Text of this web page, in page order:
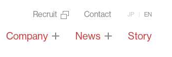
Company News Story
Recruit Contact JP EN